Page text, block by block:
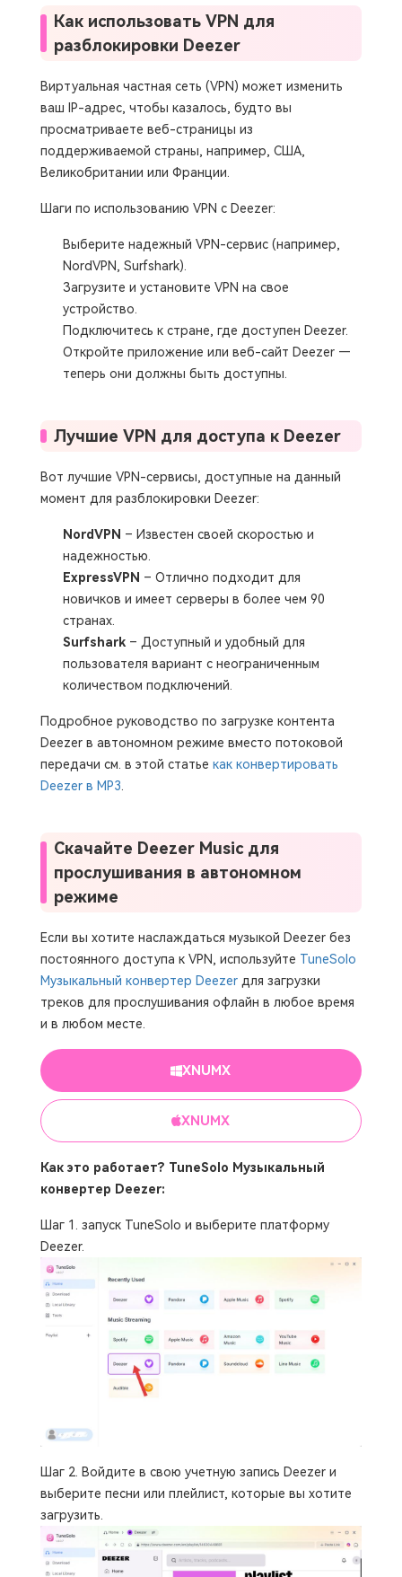
Как использовать VPN для
разблокировки Deezer
Виртуальная частная сеть (VPN) может изменить
ваш IP-адрес, чтобы казалось, будто вы
просматриваете веб-страницы из
поддерживаемой страны, например, США,
Великобритании или Франции.
Шаги по использованию VPN с Deezer:
Выберите надежный VPN-сервис (например,
NordVPN, Surfshark).
Загрузите и установите VPN на свое
устройство.
Подключитесь к стране, где доступен Deezer.
Откройте приложение или веб-сайт Deezer —
теперь они должны быть доступны.
Лучшие VPN для доступа к Deezer
Вот лучшие VPN-сервисы, доступные на данный
момент для разблокировки Deezer:
NordVPN – Известен своей скоростью и
надежностью.
ExpressVPN – Отлично подходит для
новичков и имеет серверы в более чем 90
странах.
Surfshark– Доступный и удобный для
пользователя вариант с неограниченным
количеством подключений.
Подробное руководство по загрузке контента
Deezer в автономном режиме вместо потоковой
передачи см. в этой статье как конвертировать
Deezer в MP3
Скачайте Deezer Music для
прослушивания в автономном
режиме
Если вы хотите наслаждаться музыкой Deezer без
постоянного доступа к VPN, используйте TuneSolo
Музыкальный конвертер Deezerдля загрузки
треков для прослушивания офлайн в любое время
и в любом месте.
XNUMX
XNUMX
Как это работает? TuneSolo Музыкальный
конвертер Deezer:
Шаг 1. запуск TuneSolo и выберите платформу
Deezer.
Шаг 2. Войдите в свою учетную запись Deezer и
выберите песни или плейлист, которые вы хотите
загрузить.